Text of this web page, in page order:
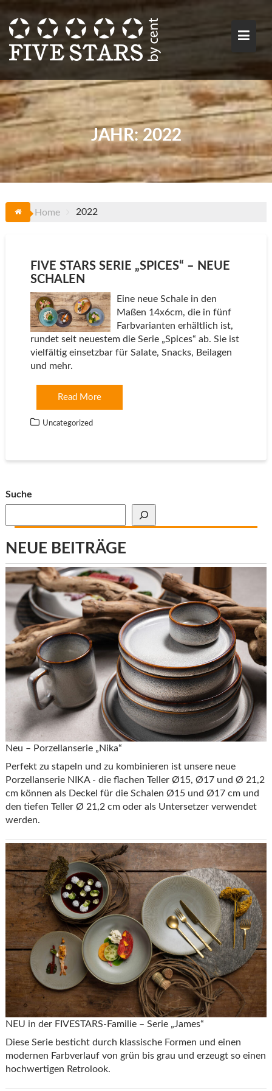
content
JAHR:2022
Home 2022
FIVE STARS SERIE „SPICES“ – NEUE
SCHALEN
Eine neue Schale in den
Maßen 14x6cm, die in fünf
Farbvarianten erhältlich ist,
rundet seit neuestem die Serie „Spices“ ab. Sie ist
vielfältig einsetzbar für Salate, Snacks, Beilagen
und mehr.
Read More
Uncategorized
Suche
NEUE BEITRÄGE
Neu – Porzellanserie „Nika“
Perfekt zu stapeln und zu kombinieren ist unsere neue
Porzellanserie NIKA - die flachen Teller Ø15, Ø17 und Ø 21,2
cm können als Deckel für die Schalen Ø15 und Ø17 cm und
den tiefen Teller Ø 21,2 cm oder als Untersetzer verwendet
werden.
NEU in der FIVESTARS-Familie – Serie „James“
Diese Serie besticht durch klassische Formen und einen
modernen Farbverlauf von grün bis grau und erzeugt so einen
hochwertigen Retrolook.